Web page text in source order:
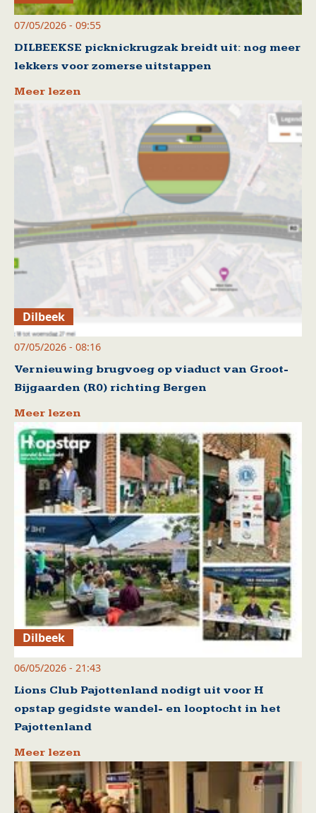
07/05/2026 - 09:55
DILBEEKSE picknickrugzak breidt uit: nog meer
lekkers voor zomerse uitstappen
Meer lezen
Dilbeek
07/05/2026 - 08:16
Vernieuwing brugvoeg op viaduct van Groot-
Bijgaarden (R0) richting Bergen
Meer lezen
Dilbeek
06/05/2026 - 21:43
Lions Club Pajottenland nodigt uit voor H
opstap gegidste wandel- en looptocht in het
Pajottenland
Meer lezen